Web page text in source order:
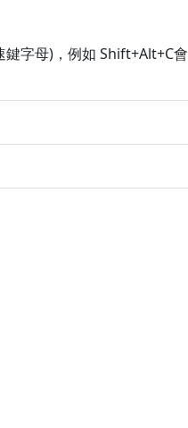
字母)，例如 Shift+Alt+C會